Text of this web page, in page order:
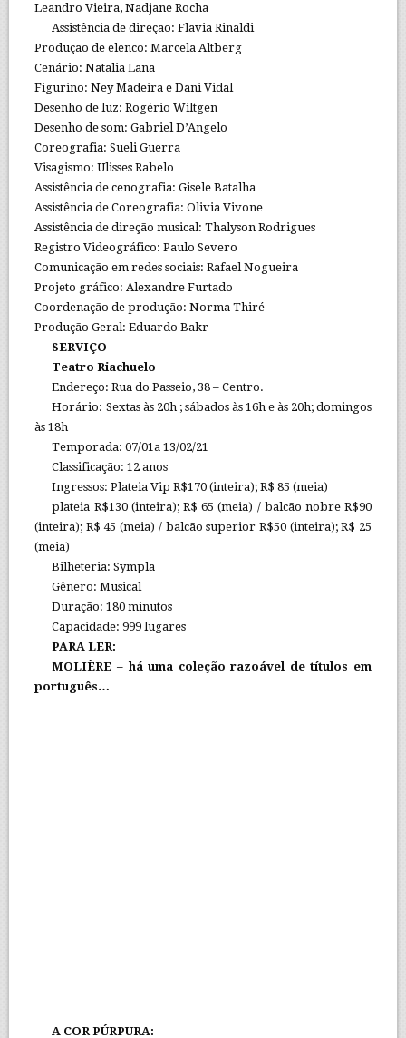
Leandro Vieira, Nadjane Rocha
Assistência de direção: Flavia Rinaldi
Produção de elenco: Marcela Altberg
Cenário: Natalia Lana
Figurino: Ney Madeira e Dani Vidal
Desenho de luz: Rogério Wiltgen
Desenho de som: Gabriel D’Angelo
Coreografia: Sueli Guerra
Visagismo: Ulisses Rabelo
Assistência de cenografia: Gisele Batalha
Assistência de Coreografia: Olivia Vivone
Assistência de direção musical: Thalyson Rodrigues
Registro Videográfico: Paulo Severo
Comunicação em redes sociais: Rafael Nogueira
Projeto gráfico: Alexandre Furtado
Coordenação de produção: Norma Thiré
Produção Geral: Eduardo Bakr
SERVIÇO
Teatro Riachuelo
Endereço: Rua do Passeio, 38 – Centro.
Horário: Sextas às 20h ; sábados às 16h e às 20h; domingos
às 18h
Temporada: 07/01a 13/02/21
Classificação: 12 anos
Ingressos: Plateia Vip R$170 (inteira); R$ 85 (meia)
plateia R$130 (inteira); R$ 65 (meia) / balcão nobre R$90
(inteira); R$ 45 (meia) / balcão superior R$50 (inteira); R$ 25
(meia)
Bilheteria: Sympla
Gênero: Musical
Duração: 180 minutos
Capacidade: 999 lugares
PARA LER:
MOLIÈRE – há uma coleção razoável de títulos em
português…
A COR PÚRPURA: